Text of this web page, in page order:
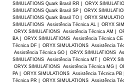
SIMULATIONS Quark Brasil RR | ORYX
SIMULATIONS Quark Brasil SP | ORYX
SIMULATIONS Quark Brasil TO | ORYX
SIMULATIONS Assistência Técnica AL | ORYX
ORYX SIMULATIONS Assistência Técnica AM |
BA | ORYX SIMULATIONS Assistência Técnica
Técnica DF | ORYX SIMULATIONS Assistência
Assistência Técnica GO | ORYX SIMULATIONS
SIMULATIONS Assistência Técnica MT | ORYX
ORYX SIMULATIONS Assistência Técnica MG |
PA | ORYX SIMULATIONS Assistência Técnica
Técnica PR | ORYX SIMULATIONS Assistência